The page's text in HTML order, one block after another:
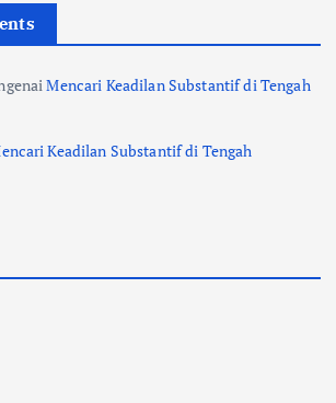
Mencari Keadilan Substantif di Tengah
Keadilan Substantif di Tengah